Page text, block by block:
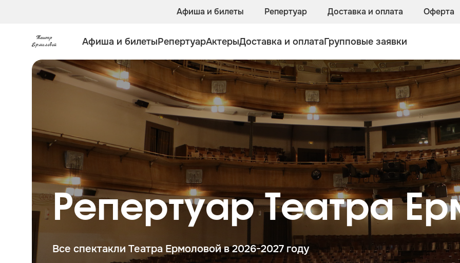
Афиша и билеты Репертуар Доставка и оплата Оферта
Афиша и билетыРепертуарАктерыДоставка и оплатаГрупповые заявки
Репертуар Театра
Все спектакли Театра Ермоловой в 2026-2027 году